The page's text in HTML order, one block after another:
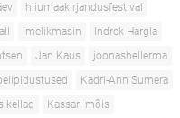
hiiumaakirjandusfestival
imelikmasin
Indrek Hargla
Jan Kaus
joonashellerma
Kadri-Ann Sumera
Kassari mõis